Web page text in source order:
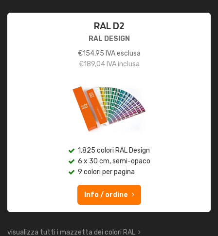
RAL D2
RAL DESIGN
€154,95 IVA esclusa
€189,04IVA inclusa
1.825 colori RAL Design
6 x 30 cm, semi-opaco
9 colori per pagina
Info / ordine
visualizza tutti i mazzetta dei colori RAL